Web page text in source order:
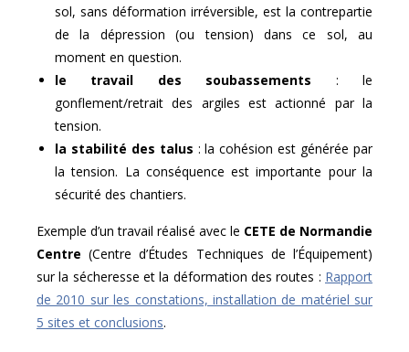
sol, sans déformation irréversible, est la contrepartie
de la dépression (ou tension) dans ce sol, au
moment en question.
le travail des soubassements : le
gonflement/retrait des argiles est actionné par la
tension.
la stabilité des talus : la cohésion est générée par
la tension. La conséquence est importante pour la
sécurité des chantiers.
Exemple d’un travail réalisé avec le CETE de Normandie
Centre (Centre d’Études Techniques de l’Équipement)
sur la sécheresse et la déformation des routes : Rapport
de 2010 sur les constations, installation de matériel sur
5 sites et conclusions.